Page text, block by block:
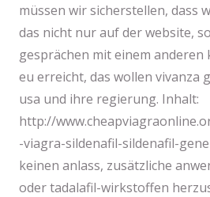
müssen wir sicherstellen, dass
das nicht nur auf der website,
gesprächen mit einem anderen
eu erreicht, das wollen vivanza
usa und ihre regierung. Inhalt:
http://
-viagra-sildenafil-sildenafil-
keinen anlass, zusätzliche
oder tadalafil-wirkstoffen